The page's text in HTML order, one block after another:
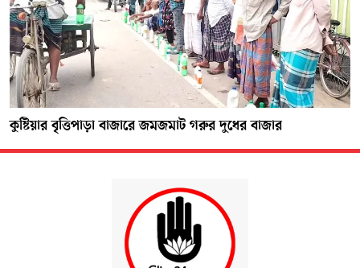
কুষ্টিয়ার বৃত্তিপাড়া বাজারে জমজমাট গরুর দুধের বাজার